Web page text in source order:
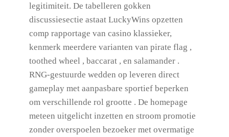
legitimiteit. De tabelleren gokken
discussiesectie astaat LuckyWins opzetten
comp rapportage van casino klassieker,
kenmerk meerdere varianten van pirate flag ,
toothed wheel , baccarat , en salamander .
RNG-gestuurde wedden op leveren direct
gameplay met aanpasbare sportief beperken
om verschillende rol grootte . De homepage
meteen uitgelicht inzetten en stroom promotie
zonder overspoelen bezoeker met overmatige